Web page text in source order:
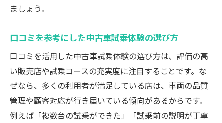
ましょう。
口コミを参考にした中古車試乗体験の選び方
口コミを活用した中古車試乗体験の選び方は、評価の高
い販売店や試乗コースの充実度に注目することです。な
ぜなら、多くの利用者が満足している店は、車両の品質
管理や顧客対応が行き届いている傾向があるからです。
例えば「複数台の試乗ができた」「試乗前の説明が丁寧